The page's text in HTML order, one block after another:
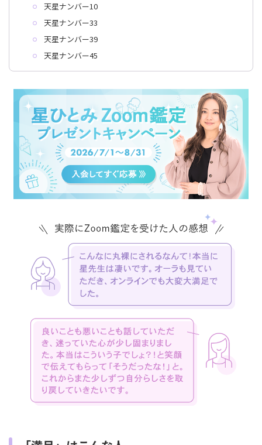
天星ナンバー10
天星ナンバー33
天星ナンバー39
天星ナンバー45